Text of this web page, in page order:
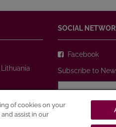
SOCIAL
Facebook
Subscribe to
of cookies on your
assist in our